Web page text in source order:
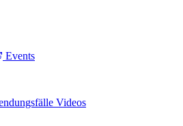
Events
Videos